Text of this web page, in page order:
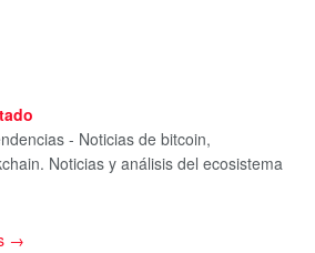
- Noticias de bitcoin,
Noticias y análisis del ecosistema
→